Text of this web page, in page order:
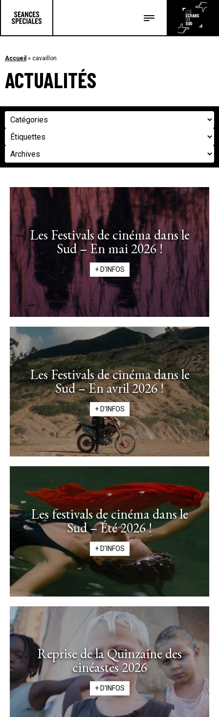
Les articles
Accueil » cavaillon
ACTUALITÉS
Les Festivals de cinéma dans le
Sud – En mai 2026 !
+ D'INFOS
Les Festivals de cinéma dans le
Sud – En avril 2026 !
+ D'INFOS
Les festivals de cinéma dans le
Sud – Été 2026 !
+ D'INFOS
Reprise de la Quinzaine des
cinéastes 2026
+ D'INFOS